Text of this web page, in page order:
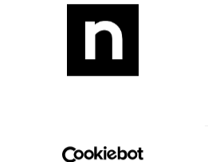
Was ist Newsload?
Kontakt